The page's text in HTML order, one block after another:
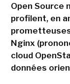
Open Source
profilent, en
Nginx
cloud
données